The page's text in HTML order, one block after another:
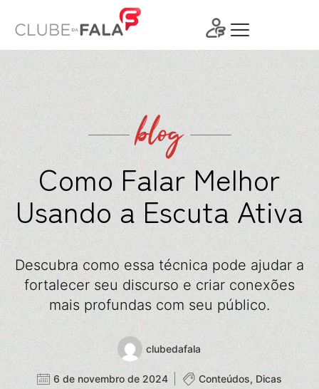
para
blog
Como Falar Melhor
Usando a Escuta Ativa
Descubra como essa técnica pode ajudar a
fortalecer seu discurso e criar conexões
mais profundas com seu público.
clubedafala
6 de novembro de 2024 Conteúdos, Dicas